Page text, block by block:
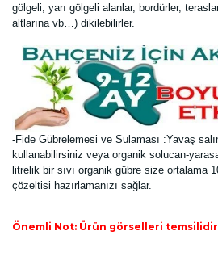
gölgeli, yarı gölgeli alanlar, bordürler,
altlarına vb…) dikilebilirler.
-Fide Gübrelemesi ve Sulaması :Yavaş
kullanabilirsiniz veya organik solucan-
litrelik bir sıvı organik gübre size ortalama
çözeltisi hazırlamanızı sağlar.
Önemli Not: Ürün görselleri